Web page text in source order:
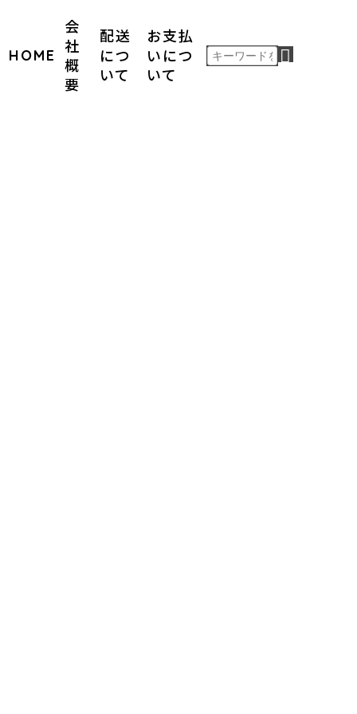
HOME
会
社
概
要
配送
につ
いて
お支払
いにつ
いて